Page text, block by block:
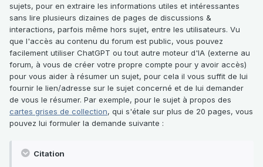
sujets, pour en extraire les informations utiles et intéressantes
sans lire plusieurs dizaines de pages de discussions &
interactions, parfois même hors sujet, entre les utilisateurs. Vu
que l'accès au contenu du forum est public, vous pouvez
facilement utiliser ChatGPT ou tout autre moteur d'IA (externe au
forum, à vous de créer votre propre compte pour y avoir accès)
pour vous aider à résumer un sujet, pour cela il vous suffit de lui
fournir le lien/adresse sur le sujet concerné et de lui demander
de vous le résumer. Par exemple, pour le sujet à propos des
cartes grises de collection, qui s'étale sur plus de 20 pages, vous
pouvez lui formuler la demande suivante :
Citation